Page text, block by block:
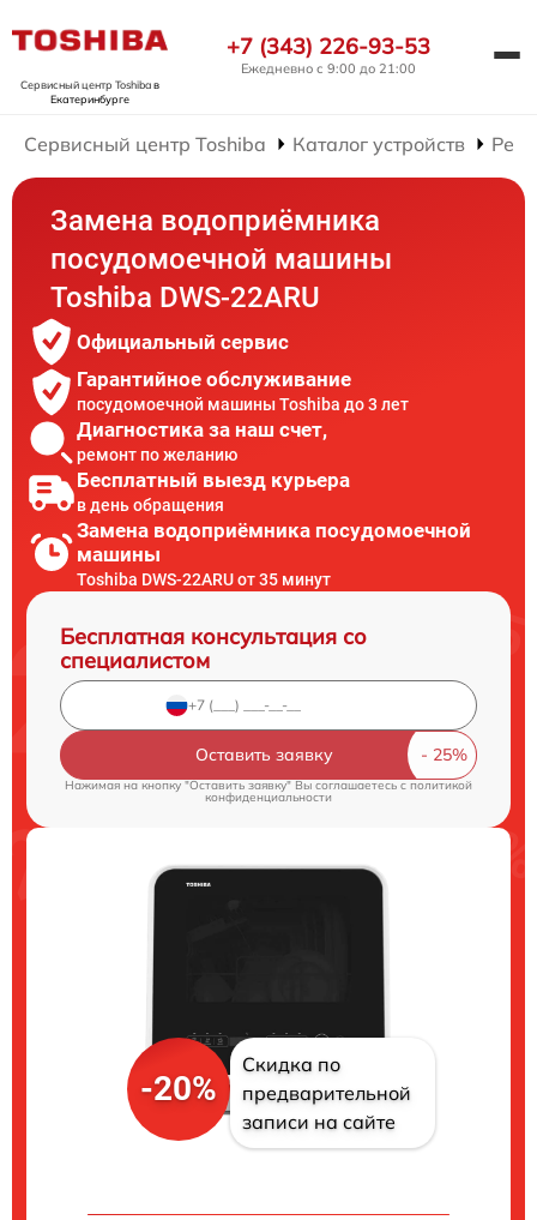
Сервисный центр Toshibaв
Екатеринбурге
+7 (343) 226-93-53
Ежедневно с 9:00 до 21:00
Сервисный центр Toshiba Каталог устройств
Замена водоприёмника
посудомоечной машины
Toshiba DWS-22ARU
Официальный сервис
Гарантийное обслуживание
посудомоечной машины Toshiba до 3 лет
Диагностика за наш счет,
ремонт по желанию
Бесплатный выезд курьера
в день обращения
Замена водоприёмника посудомоечной
машины
Toshiba DWS-22ARU от 35 минут
Бесплатная консультация со
специалистом
Оставить заявку
Нажимая на кнопку "Оставить заявку" Вы соглашаетесь cполитикой
конфиденциальности
-20%
Скидка по
предварительной
записи на сайте